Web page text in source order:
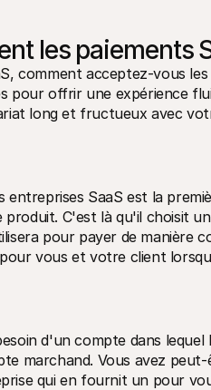
les paiements
comment acceptez-vous
pour offrir une expérience
long et fructueux avec
entreprises SaaS est la
C'est là qu'il choisit
pour payer de manière
vous et votre client
d'un compte dans
marchand. Vous avez
qui en fournit un pour